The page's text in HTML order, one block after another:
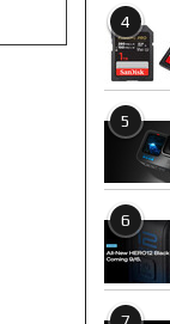
4
5
6